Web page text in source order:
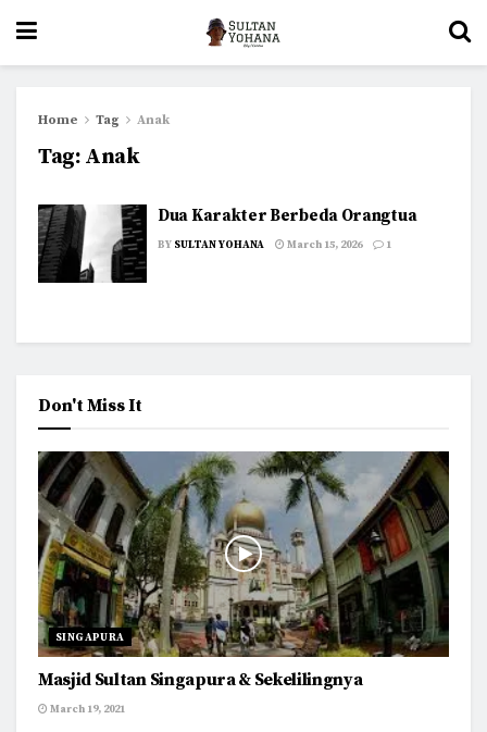
Home Tag Anak
Tag: Anak
Dua Karakter Berbeda Orangtua
BY SULTAN YOHANA March 15, 2026 1
Don't Miss It
SINGAPURA
Masjid Sultan Singapura & Sekelilingnya
March 19, 2021